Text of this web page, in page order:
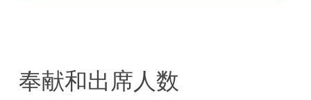
奉献和出席人数